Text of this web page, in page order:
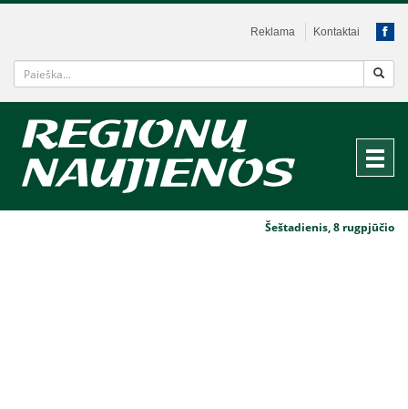
Reklama Kontaktai
Šeštadienis, 8 rugpjūčio